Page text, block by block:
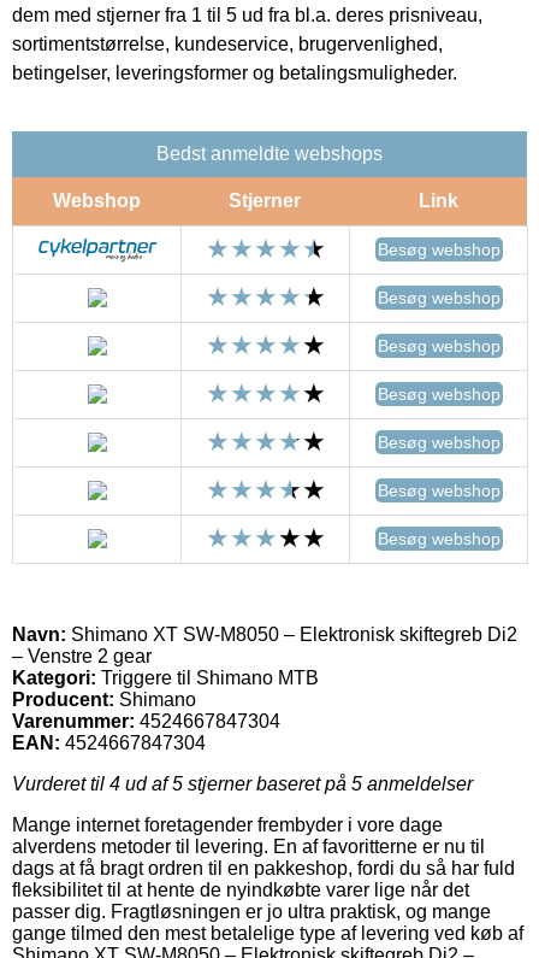
dem med stjerner fra 1 til 5 ud fra bl.a. deres prisniveau,
sortimentstørrelse, kundeservice, brugervenlighed,
betingelser, leveringsformer og betalingsmuligheder.
Bedst anmeldte webshops
Webshop Stjerner Link
Besøg webshop
Besøg webshop
Besøg webshop
Besøg webshop
Besøg webshop
Besøg webshop
Besøg webshop
Navn: Shimano XT SW-M8050 – Elektronisk skiftegreb Di2
– Venstre 2 gear
Kategori: Triggere til Shimano MTB
Producent: Shimano
Varenummer: 4524667847304
EAN: 4524667847304
Vurderet til 4 ud af 5 stjerner baseret på 5 anmeldelser
Mange internet foretagender frembyder i vore dage
alverdens metoder til levering. En af favoritterne er nu til
dags at få bragt ordren til en pakkeshop, fordi du så har fuld
fleksibilitet til at hente de nyindkøbte varer lige når det
passer dig. Fragtløsningen er jo ultra praktisk, og mange
gange tilmed den mest betalelige type af levering ved køb af